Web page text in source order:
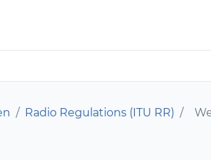
/ Radio Regulations (ITU RR) /